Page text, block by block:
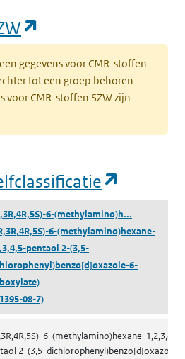
gegevens voor CMR-stoffen
tot een groep behoren
voor CMR-stoffen SZW zijn
6-(methylamino)h...
6-(methylamino)hexane-
pentaol 2-(3,5-
6-
08-7)
6-(methylamino)hexane-1,2,3,4,5-
2-(3,5-dichlorophenyl)benzo[d]oxazole-